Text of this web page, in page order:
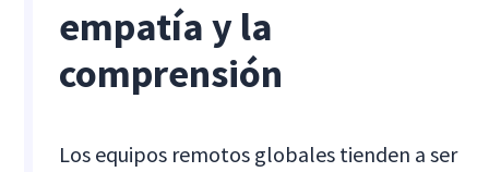
empatía y la
comprensión
Los equipos remotos globales tienden a ser